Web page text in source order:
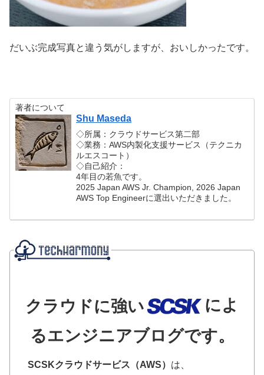
だいぶ完成写真と違う気がしますが、おいしかったです。
著者について
Shu Maseda
◇所属：クラウドサービス第二部
◇業務：AWS内製化支援サービス（テクニカ
ルエスコート）
◇自己紹介：
4年目の若魚です。
2025 Japan AWS Jr. Champion, 2026 Japan
AWS Top Engineerに選出いただきました。
クラウドに強い
によ
るエンジニアブログです。
SCSKクラウドサービス（AWS） は、